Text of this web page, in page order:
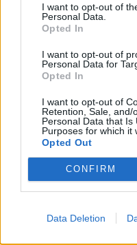
I want to opt-out of
Personal Data.
Opted In
I want to opt-out of
Personal Data for
Opted In
I want to opt-out of
Retention, Sale, and/
Personal Data that Is
Purposes for which it
Opted Out
CONFIRM
Data Deletion
Nova lei francesa
volante